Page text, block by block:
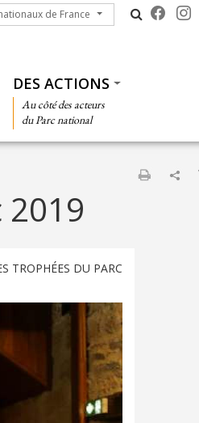
de France
de France
DES ACTIONS
Au côté des acteurs
du Parc national
2019
TROPHÉES DU PARC